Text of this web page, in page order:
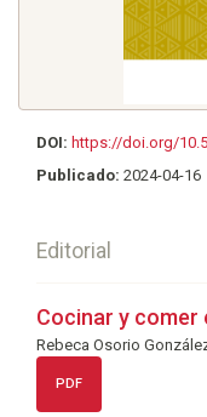
DOI: https://doi.org/
Publicado: 2024-04-16
Editorial
Cocinar y comer
Rebeca Osorio
PDF